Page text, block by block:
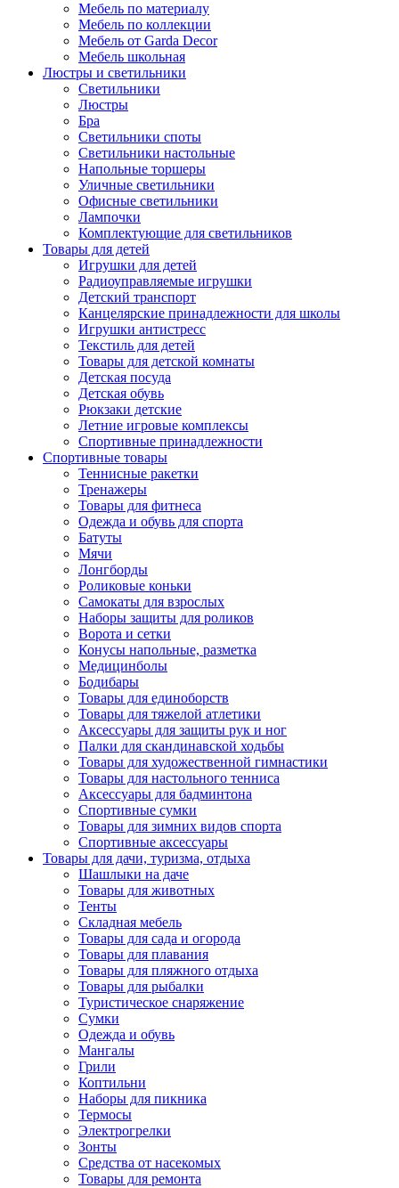
Мебель по материалу
Мебель по коллекции
Мебель от Garda Decor
Мебель школьная
Люстры и светильники
Светильники
Люстры
Бра
Светильники споты
Светильники настольные
Напольные торшеры
Уличные светильники
Офисные светильники
Лампочки
Комплектующие для светильников
Товары для детей
Игрушки для детей
Радиоуправляемые игрушки
Детский транспорт
Канцелярские принадлежности для школы
Игрушки антистресс
Текстиль для детей
Товары для детской комнаты
Детская посуда
Детская обувь
Рюкзаки детские
Летние игровые комплексы
Спортивные принадлежности
Спортивные товары
Теннисные ракетки
Тренажеры
Товары для фитнеса
Одежда и обувь для спорта
Батуты
Мячи
Лонгборды
Роликовые коньки
Самокаты для взрослых
Наборы защиты для роликов
Ворота и сетки
Конусы напольные, разметка
Медицинболы
Бодибары
Товары для единоборств
Товары для тяжелой атлетики
Аксессуары для защиты рук и ног
Палки для скандинавской ходьбы
Товары для художественной гимнастики
Товары для настольного тенниса
Аксессуары для бадминтона
Спортивные сумки
Товары для зимних видов спорта
Спортивные аксессуары
Товары для дачи, туризма, отдыха
Шашлыки на даче
Товары для животных
Тенты
Складная мебель
Товары для сада и огорода
Товары для плавания
Товары для пляжного отдыха
Товары для рыбалки
Туристическое снаряжение
Сумки
Одежда и обувь
Мангалы
Грили
Коптильни
Наборы для пикника
Термосы
Электрогрелки
Зонты
Средства от насекомых
Товары для ремонта